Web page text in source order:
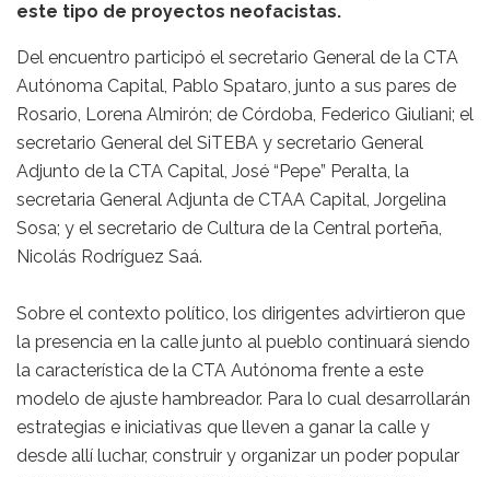
este tipo de proyectos neofacistas.
Del encuentro participó el secretario General de la CTA
Autónoma Capital, Pablo Spataro, junto a sus pares de
Rosario, Lorena Almirón; de Córdoba, Federico Giuliani; el
secretario General del SiTEBA y secretario General
Adjunto de la CTA Capital, José “Pepe” Peralta, la
secretaria General Adjunta de CTAA Capital, Jorgelina
Sosa; y el secretario de Cultura de la Central porteña,
Nicolás Rodríguez Saá.
Sobre el contexto político, los dirigentes advirtieron que
la presencia en la calle junto al pueblo continuará siendo
la característica de la CTA Autónoma frente a este
modelo de ajuste hambreador. Para lo cual desarrollarán
estrategias e iniciativas que lleven a ganar la calle y
desde allí luchar, construir y organizar un poder popular